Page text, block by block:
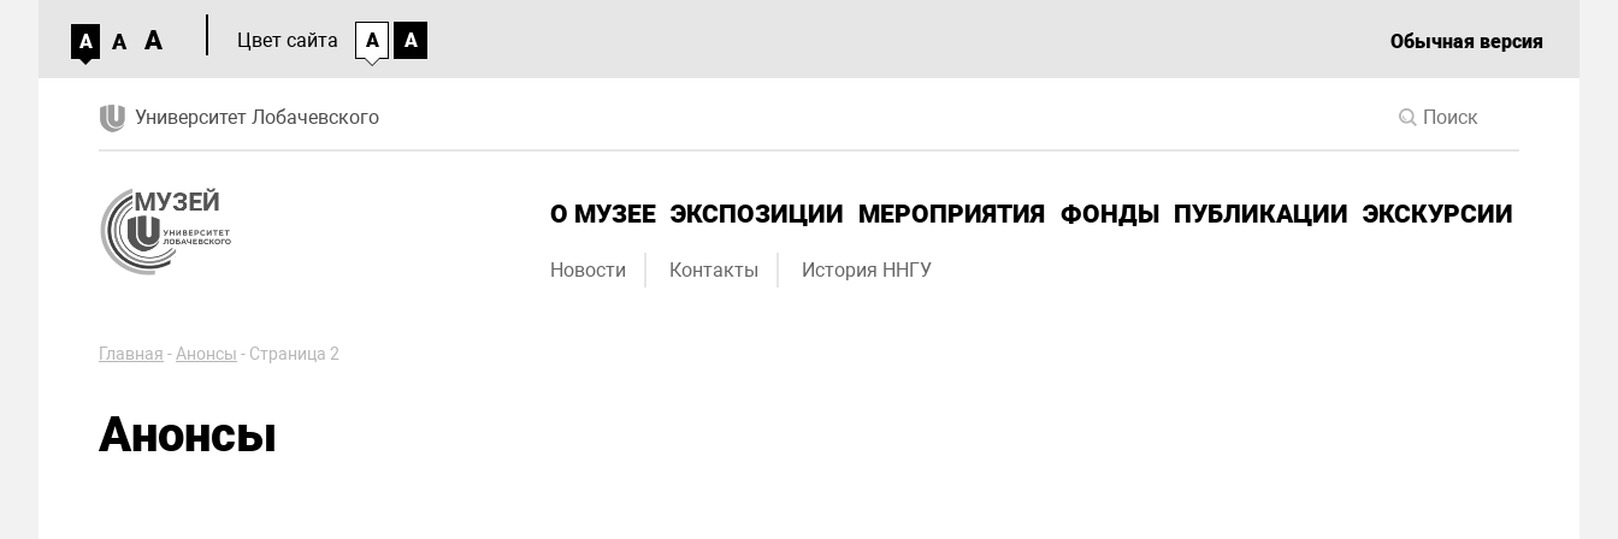
A A A Цвет сайта A A Обычная версия
Университет Лобачевского
О МУЗЕЕ ЭКСПОЗИЦИИ МЕРОПРИЯТИЯ ФОНДЫ ПУБЛИКАЦИИ ЭКСКУРСИИ
Новости Контакты История ННГУ
Главная -Анонсы - Страница 2
Анонсы